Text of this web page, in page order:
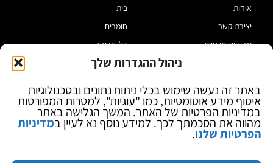
ניהול ההגדרות שלך
באתר זה נעשה שימוש בכלי ניתוח נתונים ובטכנולוגיות
איסוף מידע אוטומטיות, כמו "עוגיות", למטרות המפורטות
במדיניות הפרטיות של האתר. המשך הגלישה באתר
מהווה את הסכמתך לכך. למידע נוסף נא לעיין במדיניות
הפרטיות שלנו.
אודות
יצירת קשר
מדיניות פרטיות
בלוג
בית
חומרים
כלי עבודה
מוצרי הלחמה
ספקי כח ומודדים
ציוד אופטי להגדלה